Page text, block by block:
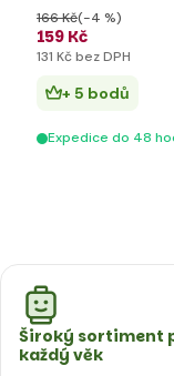
159 Kč
166 Kč(-4 %)
131 Kč bez DPH
+ 5 bodů
Expedice do 48
Široký sortiment
každý věk